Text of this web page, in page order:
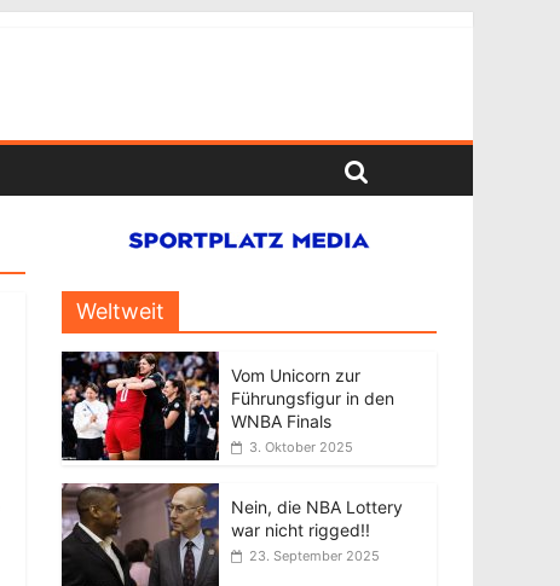
Weltweit
Vom Unicorn zur
Führungsfigur in den
WNBA Finals
3. Oktober 2025
Nein, die NBA Lottery
war nicht rigged!!
23. September 2025